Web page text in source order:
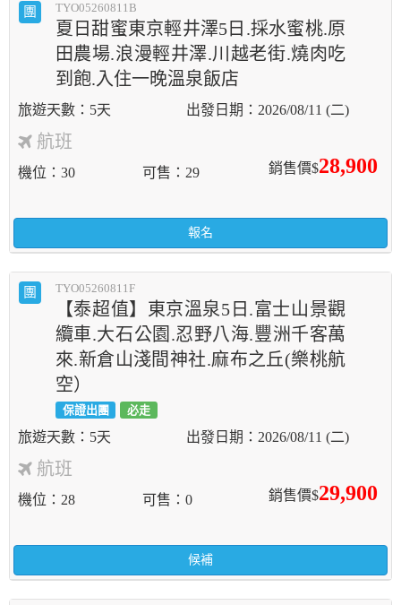
團 TYO05260811B
夏日甜蜜東京輕井澤5日.採水蜜桃.原
田農場.浪漫輕井澤.川越老街.燒肉吃
到飽.入住一晚溫泉飯店
5天 2026/08/11 (二)
航班
銷售價$28,900
機位 30 可售 29
報名
團 TYO05260811F
【泰超值】東京溫泉5日.富士山景觀
纜車.大石公園.忍野八海.豐洲千客萬
來.新倉山淺間神社.麻布之丘(樂桃航
空）
保證出團 必走
5天 2026/08/11 (二)
航班
銷售價$29,900
機位 28 可售 0
候補